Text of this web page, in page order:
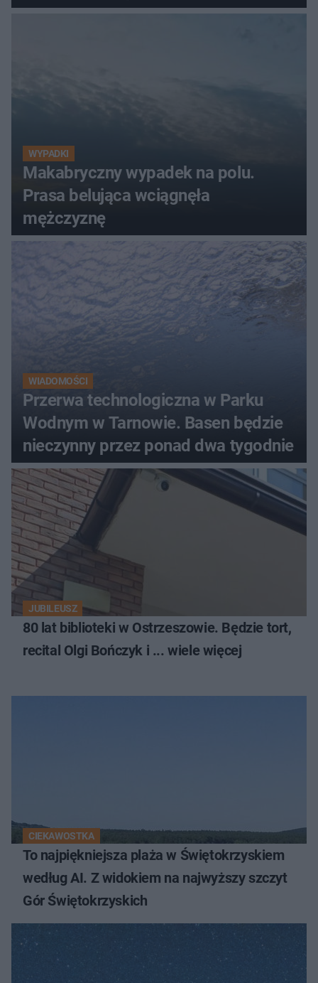
WYPADKI
Makabryczny wypadek na polu.
Prasa belująca wciągnęła
mężczyznę
WIADOMOŚCI
Przerwa technologiczna w Parku
Wodnym w Tarnowie. Basen będzie
nieczynny przez ponad dwa tygodnie
JUBILEUSZ
80 lat biblioteki w Ostrzeszowie. Będzie tort,
recital Olgi Bończyk i ... wiele więcej
CIEKAWOSTKA
To najpiękniejsza plaża w Świętokrzyskiem
według AI. Z widokiem na najwyższy szczyt
Gór Świętokrzyskich